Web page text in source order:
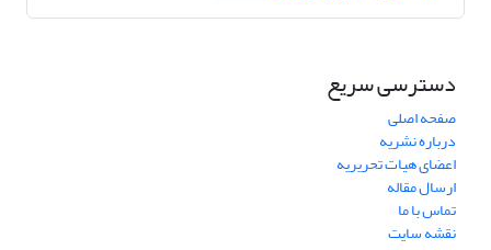
دسترسی سریع
صفحه اصلی
درباره نشریه
اعضای هیات تحریریه
ارسال مقاله
تماس با ما
نقشه سایت